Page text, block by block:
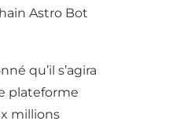
Astro Bot
qu’il s’agira
plateforme
millions